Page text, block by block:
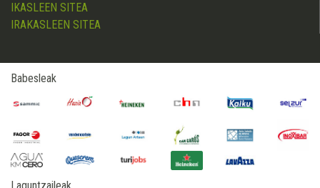
IKASLEEN SITEA
IRAKASLEEN SITEA
Babesleak
Laguntzaileak